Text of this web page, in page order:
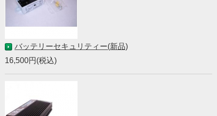
バッテリーセキュリティー(新品)
16,500円(税込)